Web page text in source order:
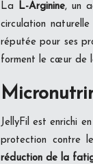
La L-Arginine, un
circulation
réputée pour ses
forment le cœur de
JellyFil est enrichi en
protection contre
réduction de la